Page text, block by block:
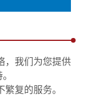
，我们为您提供
复的服务。